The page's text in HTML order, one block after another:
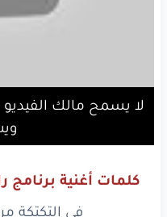
لا يسمح مالك
كلمات أغنية برنامج
في التكتكة